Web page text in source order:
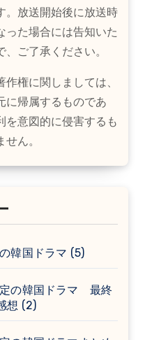
。放送開始後に放送時
った場合には告知いた
、ご了承ください。
作権に関しましては、
に帰属するものであ
を意図的に侵害するも
ん。
韓国ドラマ (5)
の韓国ドラマ 最終
想 (2)